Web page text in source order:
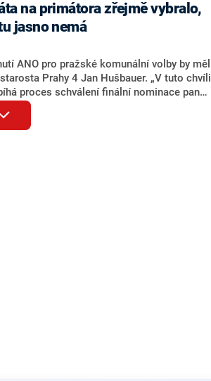
političtí komentátoři znovu vytahují
Andreje Babiše (ANO). Jak moc je
že se v prezidentských volbách 2028
opakovat souboj z roku 2023?
na primátora zřejmě vybralo,
jasno nemá
ANO pro pražské komunální volby by měl
Prahy 4 Jan Hušbauer. „V tuto chvíli
proces schválení finální nominace pana
Výborem hnutí ANO,“ uvedl pro
pražského ANO Martin
Hušbauerovi se spekulovalo jako o